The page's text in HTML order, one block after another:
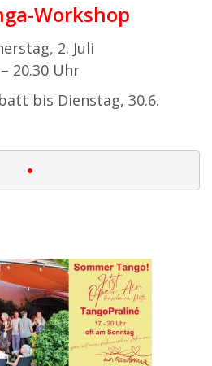
Workshop
2. Juli
20.30 Uhr
bis Dienstag, 30.6.
•